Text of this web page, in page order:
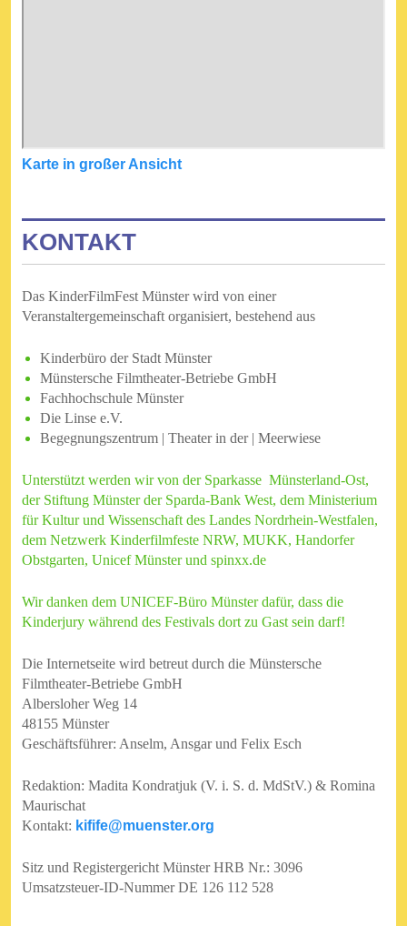
Karte in großer Ansicht
KONTAKT
Das KinderFilmFest Münster wird von einer
Veranstaltergemeinschaft organisiert, bestehend aus
Kinderbüro der Stadt Münster
Münstersche Filmtheater-Betriebe GmbH
Fachhochschule Münster
Die Linse e.V.
Begegnungszentrum | Theater in der | Meerwiese
Unterstützt werden wir von der Sparkasse Münsterland-Ost,
der Stiftung Münster der Sparda-Bank West, dem Ministerium
für Kultur und Wissenschaft des Landes Nordrhein-Westfalen,
dem Netzwerk Kinderfilmfeste NRW, MUKK, Handorfer
Obstgarten, Unicef Münster und spinxx.de
Wir danken dem UNICEF-Büro Münster dafür, dass die
Kinderjury während des Festivals dort zu Gast sein darf!
Die Internetseite wird betreut durch die Münstersche
Filmtheater-Betriebe GmbH
Albersloher Weg 14
48155 Münster
Geschäftsführer: Anselm, Ansgar und Felix Esch
Redaktion: Madita Kondratjuk (V. i. S. d. MdStV.) & Romina
Maurischat
Kontakt: kifife@muenster.org
Sitz und Registergericht Münster HRB Nr.: 3096
Umsatzsteuer-ID-Nummer DE 126 112 528